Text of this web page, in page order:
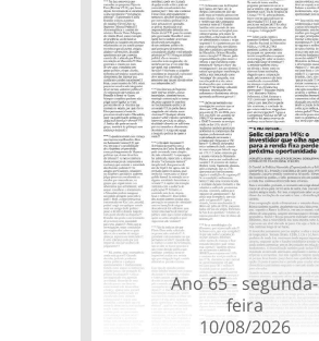
Ano 65 - segunda-
feira
10/08/2026